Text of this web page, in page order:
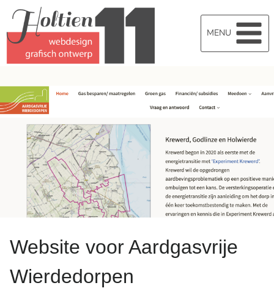
Doorgaan
inhoud
MENU
Website voor Aardgasvrije
Wierdedorpen